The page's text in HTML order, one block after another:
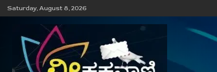
Skip
to
Saturday, August 8, 2026